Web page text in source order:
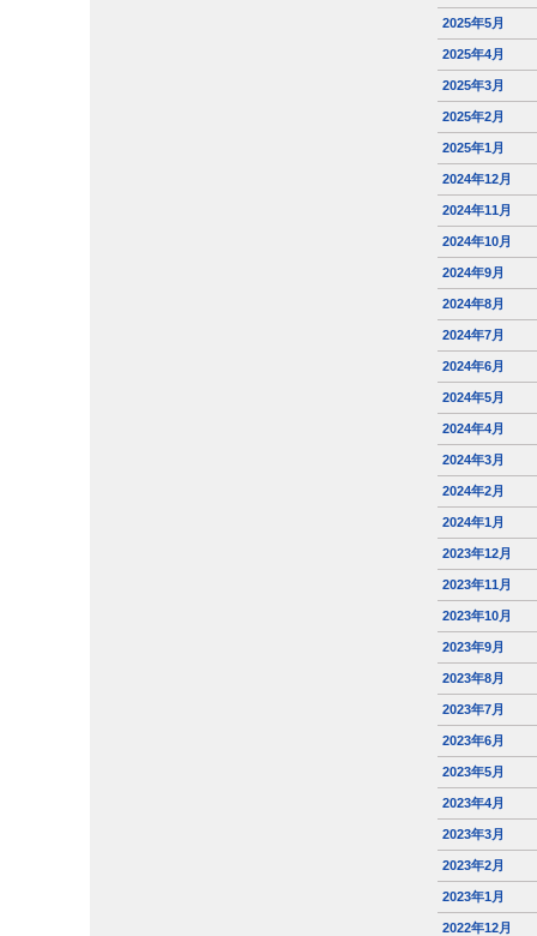
2025年5月
2025年4月
2025年3月
2025年2月
2025年1月
2024年12月
2024年11月
2024年10月
2024年9月
2024年8月
2024年7月
2024年6月
2024年5月
2024年4月
2024年3月
2024年2月
2024年1月
2023年12月
2023年11月
2023年10月
2023年9月
2023年8月
2023年7月
2023年6月
2023年5月
2023年4月
2023年3月
2023年2月
2023年1月
2022年12月